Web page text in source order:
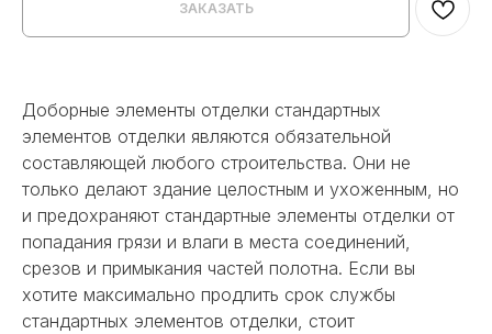
ЗАКАЗАТЬ
Доборные элементы отделки стандартных
элементов отделки являются обязательной
составляющей любого строительства. Они не
только делают здание целостным и ухоженным, но
и предохраняют стандартные элементы отделки от
попадания грязи и влаги в места соединений,
срезов и примыкания частей полотна. Если вы
хотите максимально продлить срок службы
стандартных элементов отделки, стоит